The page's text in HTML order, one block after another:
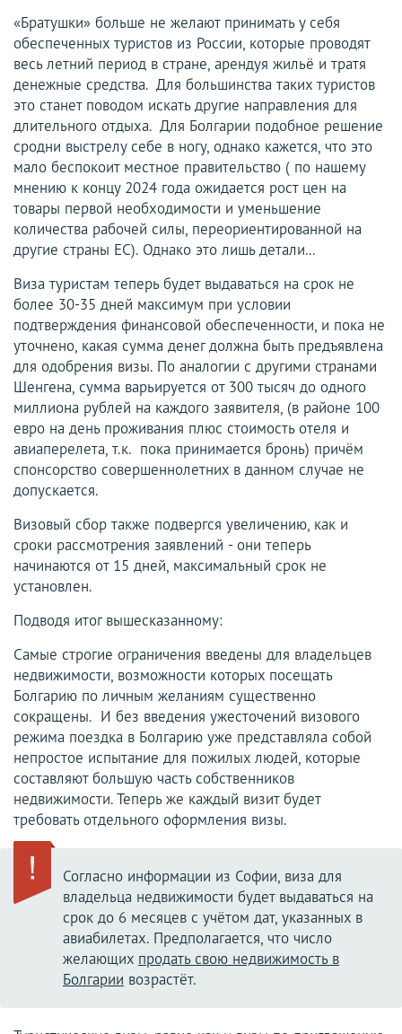
«Братушки» больше не желают принимать у себя
обеспеченных туристов из России, которые проводят
весь летний период в стране, арендуя жильё и тратя
денежные средства. Для большинства таких туристов
это станет поводом искать другие направления для
длительного отдыха. Для Болгарии подобное решение
сродни выстрелу себе в ногу, однако кажется, что это
мало беспокоит местное правительство ( по нашему
мнению к концу 2024 года ожидается рост цен на
товары первой необходимости и уменьшение
количества рабочей силы, переориентированной на
другие страны ЕС). Однако это лишь детали...
Виза туристам теперь будет выдаваться на срок не
более 30-35 дней максимум при условии
подтверждения финансовой обеспеченности, и пока не
уточнено, какая сумма денег должна быть предъявлена
для одобрения визы. По аналогии с другими странами
Шенгена, сумма варьируется от 300 тысяч до одного
миллиона рублей на каждого заявителя, (в районе 100
евро на день проживания плюс стоимость отеля и
авиаперелета, т.к. пока принимается бронь) причём
спонсорство совершеннолетних в данном случае не
допускается.
Визовый сбор также подвергся увеличению, как и
сроки рассмотрения заявлений - они теперь
начинаются от 15 дней, максимальный срок не
установлен.
Подводя итог вышесказанному:
Самые строгие ограничения введены для владельцев
недвижимости, возможности которых посещать
Болгарию по личным желаниям существенно
сокращены. И без введения ужесточений визового
режима поездка в Болгарию уже представляла собой
непростое испытание для пожилых людей, которые
составляют большую часть собственников
недвижимости. Теперь же каждый визит будет
требовать отдельного оформления визы.
Согласно информации из Софии, виза для
владельца недвижимости будет выдаваться на
срок до 6 месяцев с учётом дат, указанных в
авиабилетах. Предполагается, что число
желающих продать свою недвижимость в
Болгарии возрастёт.